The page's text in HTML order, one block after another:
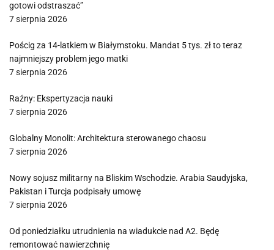
gotowi odstraszać”
7 sierpnia 2026
Pościg za 14-latkiem w Białymstoku. Mandat 5 tys. zł to teraz
najmniejszy problem jego matki
7 sierpnia 2026
Raźny: Ekspertyzacja nauki
7 sierpnia 2026
Globalny Monolit: Architektura sterowanego chaosu
7 sierpnia 2026
Nowy sojusz militarny na Bliskim Wschodzie. Arabia Saudyjska,
Pakistan i Turcja podpisały umowę
7 sierpnia 2026
Od poniedziałku utrudnienia na wiadukcie nad A2. Będę
remontować nawierzchnię